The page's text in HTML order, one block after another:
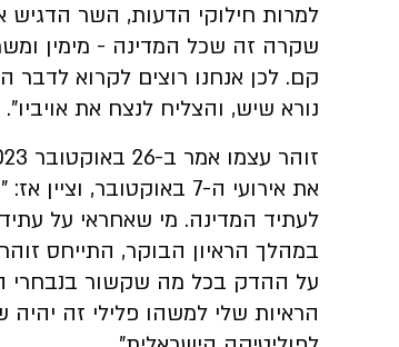
למרות חילוקי הדעות, השר
שקרה זה שכל המדינה - מימין
קם. לכן אנחנו רוצים לקרוא
נורא שיש, והצליח לנצח את אויביו".
את אירועי ה-7
לעתיד המדינה. מי שאחראי על
‏במהלך הראיון הבוקר, התייחס
על ההדק בכל מה שקשור בנבחרי
הראיות שלי למשהו פלילי זה